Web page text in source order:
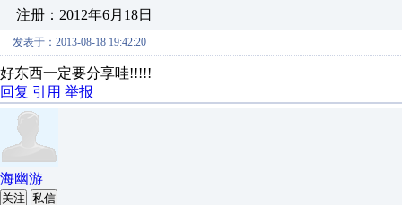
注册：2012年6月18日
发表于：2013-08-18 19:42:20
好东西一定要分享哇!!!!!
回复 引用 举报
海幽游
关注 私信